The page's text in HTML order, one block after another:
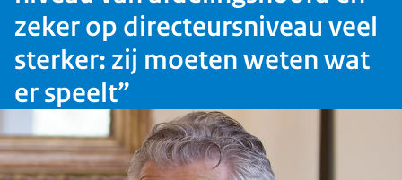
zeker op directeursniveau veel
sterker: zij moeten weten wat
er speelt”